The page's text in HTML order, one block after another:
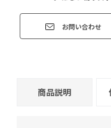
お問い合わせ
商品説明